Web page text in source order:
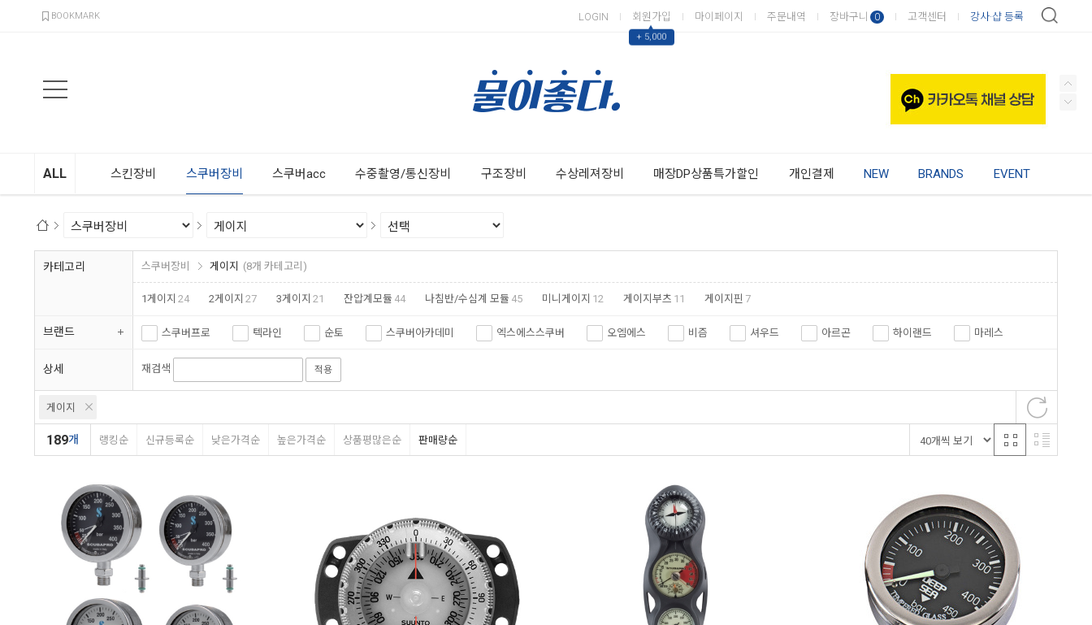
BOOKMARK LOGIN 회원가입
▲
+ 5,000
마이페이지 주문내역 장바구니 0 고객센터 강사·샵 등록
ALL 스킨장비 스쿠버장비 스쿠버acc 수중촬영/통신장비 구조장비 수상레져장비 매장DP상품특가할인 개인결제 NEW BRANDS EVENT
카테고리 스쿠버장비 게이지 (8개 카테고리)
1게이지 24 2게이지 27 3게이지 21 잔압계모듈 44 나침반/수심계 모듈 45 미니게이지 12 게이지부츠 11 게이지핀 7
브랜드 스쿠버프로 텍라인 순토 스쿠버아카데미 엑스에스스쿠버 오엠에스 비즘 셔우드 아르곤 하이랜드 마레스
이노베이티브 프로다이브
아펙스 오셔닉 에스텍
상세 재검색 적용
게이지
189개 랭킹순 신규등록순 낮은가격순 높은가격순 상품평많은순 판매량순